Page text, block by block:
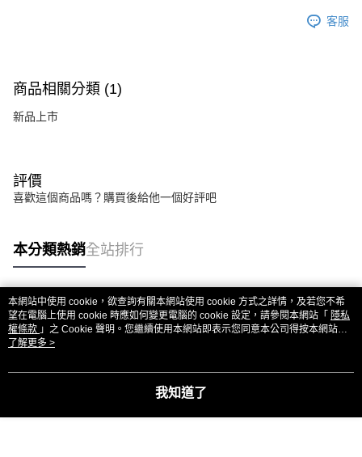
客服
商品相關分類 (1)
新品上市
評價
喜歡這個商品嗎？購買後給他一個好評吧
本分類熱銷全站排行
熱門標籤
本網站中使用 cookie，欲查詢有關本網站使用 cookie 方式之詳情，及若您不希
望在電腦上使用 cookie 時應如何變更電腦的 cookie 設定，請參閱本網站「 隱私
權條款 」之 Cookie 聲明。您繼續使用本網站即表示您同意本公司得按本網站使
用條款之 Cookie 聲明使用 cookie。
了解更多 >
我知道了